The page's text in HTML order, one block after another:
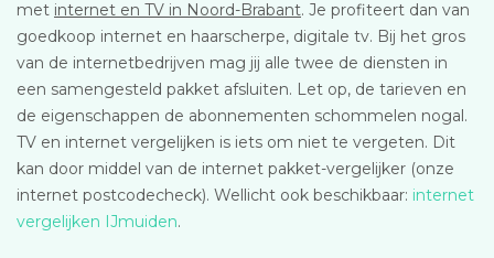
met internet en TV in Noord-Brabant. Je profiteert dan van
goedkoop internet en haarscherpe, digitale tv. Bij het gros
van de internetbedrijven mag jij alle twee de diensten in
een samengesteld pakket afsluiten. Let op, de tarieven en
de eigenschappen de abonnementen schommelen nogal.
TV en internet vergelijken is iets om niet te vergeten. Dit
kan door middel van de internet pakket-vergelijker (onze
internet postcodecheck). Wellicht ook beschikbaar: internet
vergelijken IJmuiden.